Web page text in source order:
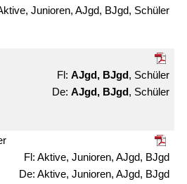
Junioren, AJgd, BJgd, Schüler
AJgd, BJgd, Schüler
AJgd, BJgd, Schüler
Aktive, Junioren, AJgd, BJgd
Aktive, Junioren, AJgd, BJgd